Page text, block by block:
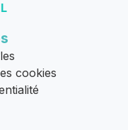
cookies